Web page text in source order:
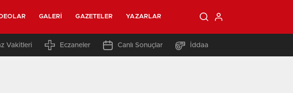
GALERI GAZETELER YAZARLAR
Vakitleri Eczaneler Canlı Sonuçlar İddaa